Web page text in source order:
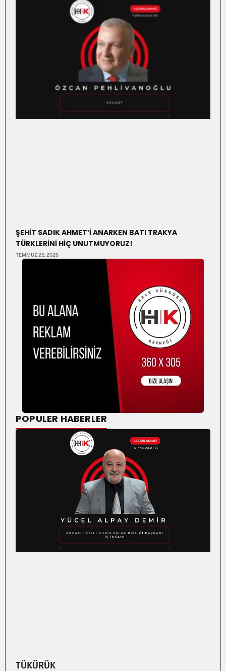
ŞEHİT SADIK AHMET’İ ANARKEN BATI TRAKYA
TÜRKLERİNİ HİÇ UNUTMUYORUZ!
TEMMUZ 25, 2026
POPULER HABERLER
TÜKÜRÜK